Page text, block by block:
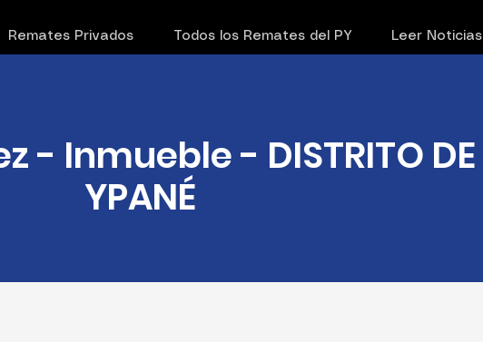
Remates Privados Todos los Remates del PY Leer Noticias
- Inmueble - DISTRITO DE
YPANÉ